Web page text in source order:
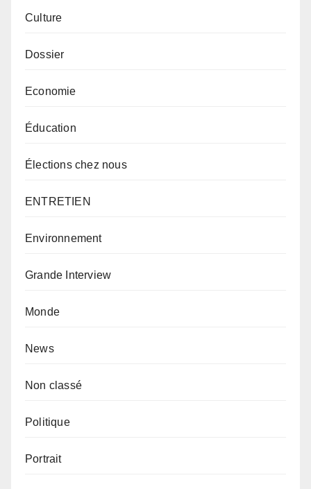
Culture
Dossier
Economie
Éducation
Élections chez nous
ENTRETIEN
Environnement
Grande Interview
Monde
News
Non classé
Politique
Portrait